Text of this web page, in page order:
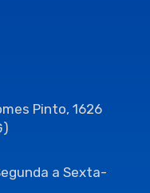
Pinto, 1626
a Sexta-